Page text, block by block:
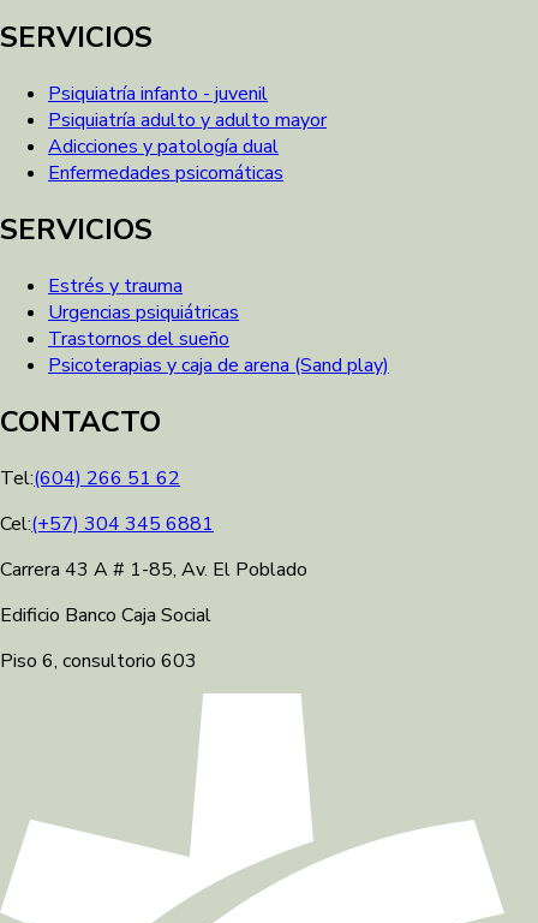
SERVICIOS
Psiquiatría infanto - juvenil
Psiquiatría adulto y adulto mayor
Adicciones y patología dual
Enfermedades psicomáticas
SERVICIOS
Estrés y trauma
Urgencias psiquiátricas
Trastornos del sueño
Psicoterapias y caja de arena (Sand play)
CONTACTO
Tel:(604) 266 51 62
Cel:(+57) 304 345 6881
Carrera 43 A # 1-85, Av. El Poblado
Edificio Banco Caja Social
Piso 6, consultorio 603